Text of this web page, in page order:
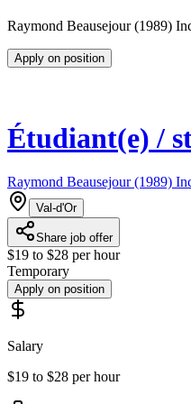
Raymond Beausejour (1989)
Apply on position
Étudiant(e) /
Raymond Beausejour (1989)
Val-d'Or
Share job offer
$19 to $28 per hour
Temporary
Apply on position
Salary
$19 to $28 per hour